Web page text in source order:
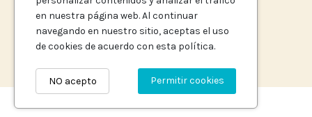
Accesibilidad
en nuestra página web. Al continuar
navegando en nuestro sitio, aceptas el uso
de cookies de acuerdo con esta política.
Permitir cookies
NO acepto